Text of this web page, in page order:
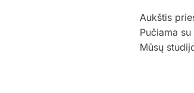
Aukštis
Pučiama
Mūsų